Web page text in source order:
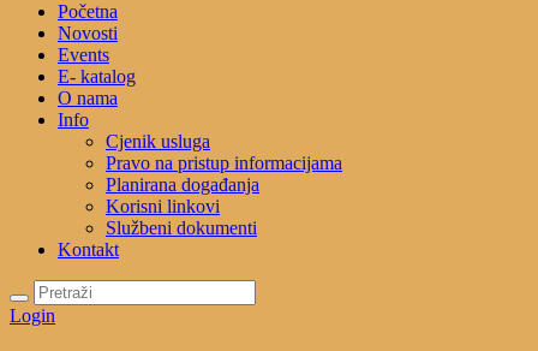
Početna
Novosti
Events
E- katalog
O nama
Info
Cjenik usluga
Pravo na pristup informacijama
Planirana događanja
Korisni linkovi
Službeni dokumenti
Kontakt
Login